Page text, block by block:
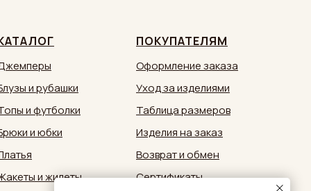
и рубашки
и футболки
и юбки
и жилеты
ПОКУПАТЕЛЯМ
Оформление заказа
Уход за изделиями
Таблица размеров
Изделия на заказ
Возврат и обмен
Сертификаты